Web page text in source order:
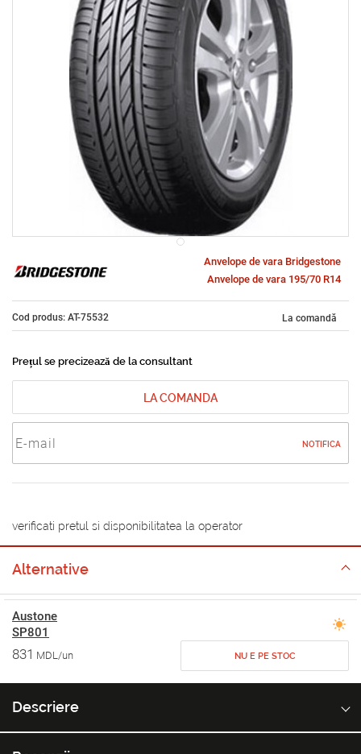
Anvelope de vara Bridgestone
Anvelope de vara 195/70 R14
Cod produs: AT-75532 La comandă
Prețul se precizează de la consultant
LA COMANDA
NOTIFICA
verificati pretul si disponibilitatea la operator
Alternative
Austone
SP801
831 MDL/un NU E PE STOC
Descriere